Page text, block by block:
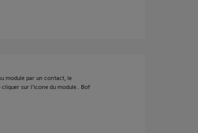
module par un contact, le
sur l'icone du module.. Bof